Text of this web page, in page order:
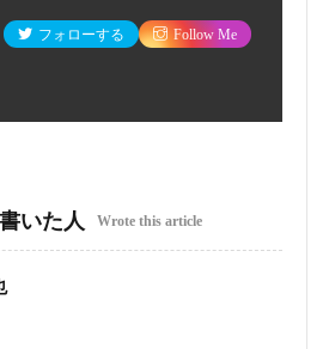
フォローする Follow Me
いた人 Wrote this article